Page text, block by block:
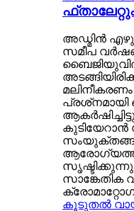
അഡ്മിൻ
സമീപ
സാങ്കേതിക
കൂടുതൽ